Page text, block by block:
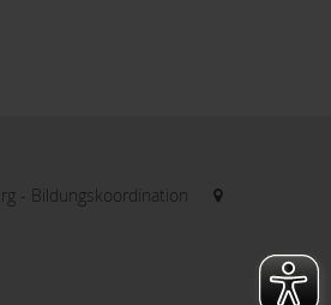
- Bildungskoordination